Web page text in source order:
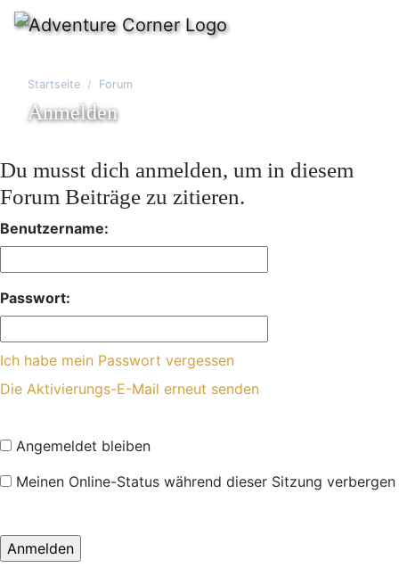
Startseite Forum
Anmelden
Du musst dich anmelden, um in diesem
Forum Beiträge zu zitieren.
Benutzername:
Passwort:
Ich habe mein Passwort vergessen
Die Aktivierungs-E-Mail erneut senden
Angemeldet bleiben
Meinen Online-Status während dieser Sitzung verbergen